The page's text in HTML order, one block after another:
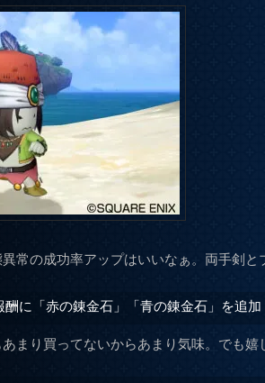
常の成功率アップはいいなぁ。両手剣と
に「赤の錬金石」「青の錬金石」を追加
まり買ってないからあまり気味。でも嬉